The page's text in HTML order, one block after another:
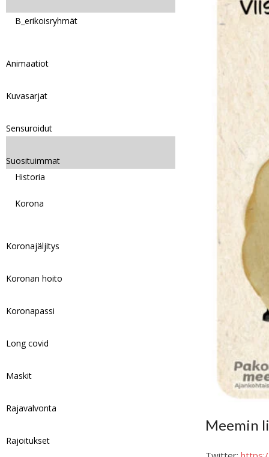
Meemin
B_erikoisryhmät
Animaatiot
Kuvasarjat
Sensuroidut
Suosituimmat
Historia
Korona
Koronajäljitys
Koronan hoito
Koronapassi
Long covid
Maskit
Rajavalvonta
Rajoitukset